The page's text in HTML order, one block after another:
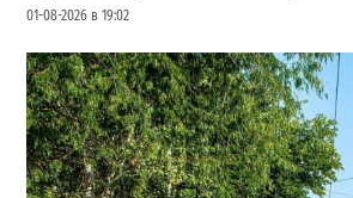
01-08-2026 в 19:02